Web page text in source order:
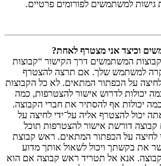
למשתמשים לפורומים פרטיים.
וכיצד אני מצטרף לאחת?
המשתמשים דרך הקישור “קבוצות
למשתמש שלך. אם תרצה להצטרף
על הכפתור המתאים. לא כל הקבוצות
יכולות לדרוש אישור להצטרפות, כמה
יכולות אף להסתיר את חברי הקבוצה.
יכול להצטרף אליה על־ידי לחיצה על
דורשת אישור להצטרפות תוכל
לחיצה על הכפתור המתאים. ראש קבוצת
את בקשתך ויכול לשאול אותך מדוע
אנא אל תטריד ראש קבוצה אם הוא